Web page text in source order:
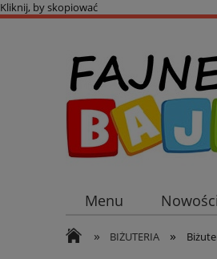
Kliknij, by skopiować
Menu Nowości
» BIŻUTERIA »